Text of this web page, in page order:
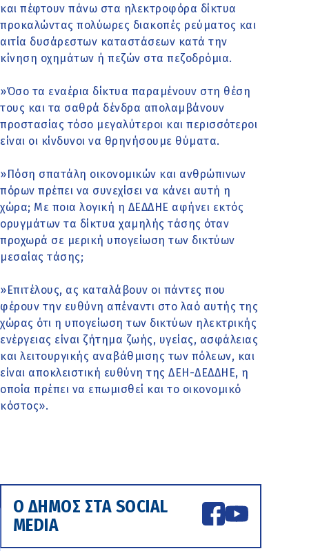
και πέφτουν πάνω στα ηλεκτροφόρα δίκτυα
προκαλώντας πολύωρες διακοπές ρεύματος και
αιτία δυσάρεστων καταστάσεων κατά την
κίνηση οχημάτων ή πεζών στα πεζοδρόμια.
»Όσο τα εναέρια δίκτυα παραμένουν στη θέση
τους και τα σαθρά δένδρα απολαμβάνουν
προστασίας τόσο μεγαλύτεροι και περισσότεροι
είναι οι κίνδυνοι να θρηνήσουμε θύματα.
»Πόση σπατάλη οικονομικών και ανθρώπινων
πόρων πρέπει να συνεχίσει να κάνει αυτή η
χώρα; Με ποια λογική η ΔΕΔΔΗΕ αφήνει εκτός
ορυγμάτων τα δίκτυα χαμηλής τάσης όταν
προχωρά σε μερική υπογείωση των δικτύων
μεσαίας τάσης;
»Επιτέλους, ας καταλάβουν οι πάντες που
φέρουν την ευθύνη απέναντι στο λαό αυτής της
χώρας ότι η υπογείωση των δικτύων ηλεκτρικής
ενέργειας είναι ζήτημα ζωής, υγείας, ασφάλειας
και λειτουργικής αναβάθμισης των πόλεων, και
είναι αποκλειστική ευθύνη της ΔΕΗ-ΔΕΔΔΗΕ, η
οποία πρέπει να επωμισθεί και το οικονομικό
κόστος».
Ο ΔΗΜΟΣ ΣΤΑ SOCIAL
MEDIA